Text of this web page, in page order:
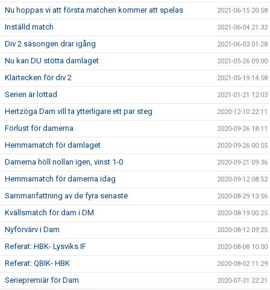
Nu hoppas vi att första matchen kommer att spelas 2021-06-15 20:58
Inställd match 2021-06-04 21:32
Div 2 säsongen drar igång 2021-06-03 01:28
Nu kan DU stötta damlaget 2021-05-26 09:00
Klartecken för div 2 2021-05-19 14:58
Serien är lottad 2021-01-21 12:03
Hertzöga Dam vill ta ytterligare ett par steg 2020-12-10 22:11
Förlust för damerna 2020-09-26 18:11
Hemmamatch för damlaget 2020-09-26 00:55
Damerna höll nollan igen, vinst 1-0 2020-09-21 09:36
Hemmamatch för damerna idag 2020-09-12 08:52
Sammanfattning av de fyra senaste 2020-08-29 13:56
Kvällsmatch för dam i DM 2020-08-19 00:25
Nyförvärv i Dam 2020-08-12 09:25
Referat: HBK- Lysviks IF 2020-08-08 10:00
Referat: QBIK- HBK 2020-08-02 11:29
Seriepremiär för Dam 2020-07-31 22:21